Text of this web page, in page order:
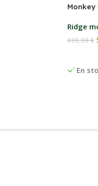
Monkey
Ridge
En
699,99€